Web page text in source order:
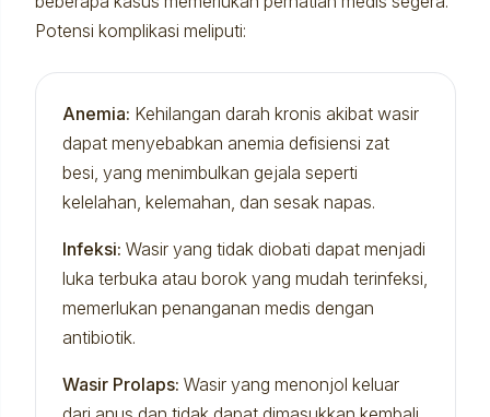
Potensi komplikasi meliputi:
Anemia: Kehilangan darah kronis akibat wasir
dapat menyebabkan anemia defisiensi zat
besi, yang menimbulkan gejala seperti
kelelahan, kelemahan, dan sesak napas.
Infeksi: Wasir yang tidak diobati dapat menjadi
luka terbuka atau borok yang mudah terinfeksi,
memerlukan penanganan medis dengan
antibiotik.
Wasir Prolaps: Wasir yang menonjol keluar